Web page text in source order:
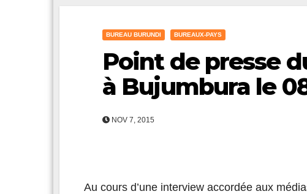
BUREAU BURUNDI BUREAUX-PAYS
Point de presse
à Bujumbura le
NOV 7, 2015
Au cours d’une interview accordée aux